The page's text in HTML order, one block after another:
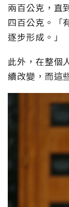
兩百公克，直
四百公克。「
逐步形成。」
此外，在整個
續改變，而這